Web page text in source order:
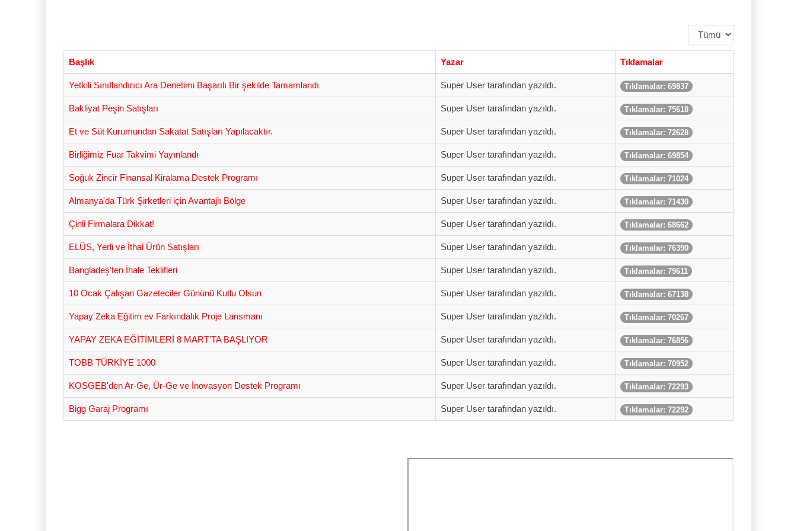
Görüntüleme
Sayısı
Başlık
Yazar Tıklamalar
Yetkili Sınıflandırıcı Ara Denetimi Başarılı Bir şekilde Tamamlandı Super User tarafından yazıldı. Tıklamalar: 69837
Bakliyat Peşin Satışları Super User tarafından yazıldı. Tıklamalar: 75618
Et ve Süt Kurumundan Sakatat Satışları Yapılacaktır. Super User tarafından yazıldı. Tıklamalar: 72628
Birliğimiz Fuar Takvimi Yayınlandı Super User tarafından yazıldı. Tıklamalar: 69854
Soğuk Zincir Finansal Kiralama Destek Programı Super User tarafından yazıldı. Tıklamalar: 71024
Almanya'da Türk Şirketleri için Avantajlı Bölge Super User tarafından yazıldı. Tıklamalar: 71430
Çinli Firmalara Dikkat! Super User tarafından yazıldı. Tıklamalar: 68662
ELÜS, Yerli ve İthal Ürün Satışları Super User tarafından yazıldı. Tıklamalar: 76390
Bangladeş'ten İhale Teklifleri Super User tarafından yazıldı. Tıklamalar: 79611
10 Ocak Çalışan Gazeteciler Gününü Kutlu Olsun Super User tarafından yazıldı. Tıklamalar: 67138
Yapay Zeka Eğitim ev Farkındalık Proje Lansmanı Super User tarafından yazıldı. Tıklamalar: 70267
YAPAY ZEKA EĞİTİMLERİ 8 MART’TA BAŞLIYOR Super User tarafından yazıldı. Tıklamalar: 76856
TOBB TÜRKİYE 1000 Super User tarafından yazıldı. Tıklamalar: 70952
KOSGEB'den Ar-Ge, Ür-Ge ve İnovasyon Destek Programı Super User tarafından yazıldı. Tıklamalar: 72293
Bigg Garaj Programı Super User tarafından yazıldı. Tıklamalar: 72292